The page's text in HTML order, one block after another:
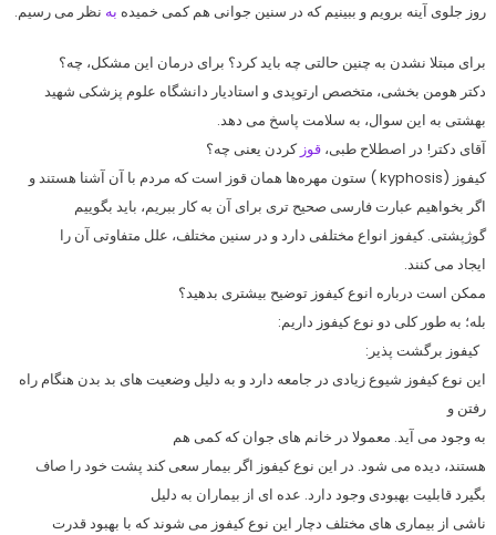
روز جلوی آینه برویم و ببینیم که در سنین جوانی هم کمی خمیده به نظر می ‌رسیم.
برای مبتلا نشدن به چنین حالتی چه باید کرد؟ برای درمان این مشکل، چه؟
دکتر هومن بخشی، متخصص ارتوپدی و استادیار دانشگاه علوم پزشکی شهید
بهشتی به این سوال، به سلامت پاسخ می ‌دهد.
آقای دکتر! در اصطلاح طبی، قوز کردن یعنی چه؟
کیفوز (kyphosis ) ستون مهره‌ها همان قوز است که مردم با آن آشنا هستند و
اگر بخواهیم عبارت فارسی صحیح ‌تری برای آن به کار ببریم، باید بگوییم
گوژپشتی. کیفوز انواع مختلفی دارد و در سنین مختلف، علل متفاوتی آن را
ایجاد می‌ کنند.
ممکن است درباره انوع کیفوز توضیح بیشتری بدهید؟
بله؛ به طور کلی دو نوع کیفوز داریم:
کیفوز برگشت ‌پذیر:
این نوع کیفوز شیوع زیادی در جامعه دارد و به دلیل وضعیت‌ های بد بدن هنگام راه
رفتن و
به وجود می آید. معمولا در خانم‌ های جوان که کمی هم
هستند، دیده می ‌شود. در این نوع کیفوز اگر بیمار سعی کند پشت خود را صاف
بگیرد قابلیت بهبودی وجود دارد. عده ‌ای از بیماران به دلیل
ناشی از بیماری ‌های مختلف دچار این نوع کیفوز می ‌شوند که با بهبود قدرت